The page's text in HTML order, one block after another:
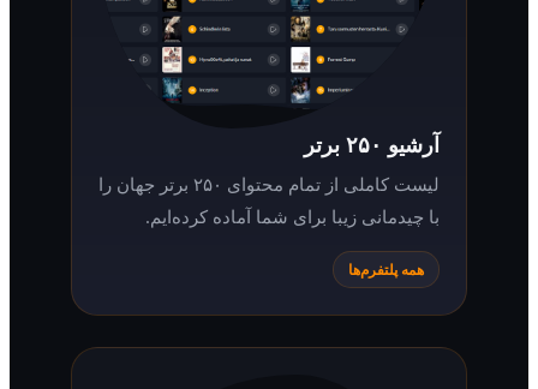
لیست کاملی از تمام محتوای ۲۵۰ برتر جهان را
با چیدمانی زیبا برای شما آماده کرده‌ایم.
همه پلتفرم‌ها